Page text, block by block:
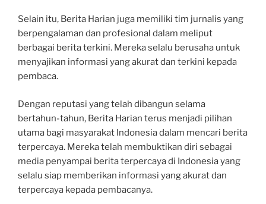
Selain itu, Berita Harian juga memiliki tim jurnalis yang
berpengalaman dan profesional dalam meliput
berbagai berita terkini. Mereka selalu berusaha untuk
menyajikan informasi yang akurat dan terkini kepada
pembaca.
Dengan reputasi yang telah dibangun selama
bertahun-tahun, Berita Harian terus menjadi pilihan
utama bagi masyarakat Indonesia dalam mencari berita
terpercaya. Mereka telah membuktikan diri sebagai
media penyampai berita terpercaya di Indonesia yang
selalu siap memberikan informasi yang akurat dan
terpercaya kepada pembacanya.